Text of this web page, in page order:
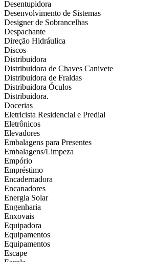
Desentupidora
Desenvolvimento de Sistemas
Designer de Sobrancelhas
Despachante
Direção Hidráulica
Discos
Distribuidora
Distribuidora de Chaves Canivete
Distribuidora de Fraldas
Distribuidora Óculos
Distribuidora.
Docerias
Eletricista Residencial e Predial
Eletrônicos
Elevadores
Embalagens para Presentes
Embalagens/Limpeza
Empório
Empréstimo
Encadernadora
Encanadores
Energia Solar
Engenharia
Enxovais
Equipadora
Equipamentos
Equipamentos
Escape